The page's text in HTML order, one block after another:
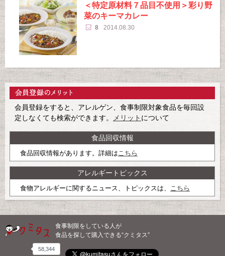
＜特定原材料７品目不使用＞彩り野
菜のキーマカレー
8 2014.08.30
会員登録をすると、アレルゲン、食事制限対象食品を毎回設
定しなくても検索ができます。
メリット について
食品回収情報
食品回収情報があります。詳細はこちら
アレルギートピックス
食物アレルギーに関するニュース、トピックスは、 こちら
食事制限をしている人が
食品を探して購入できる“クミタス”
58,344